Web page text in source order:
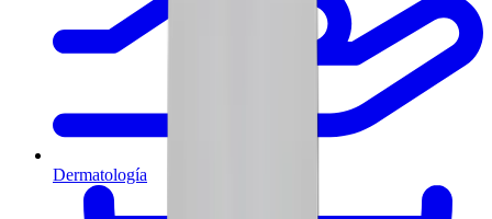
Dermatología